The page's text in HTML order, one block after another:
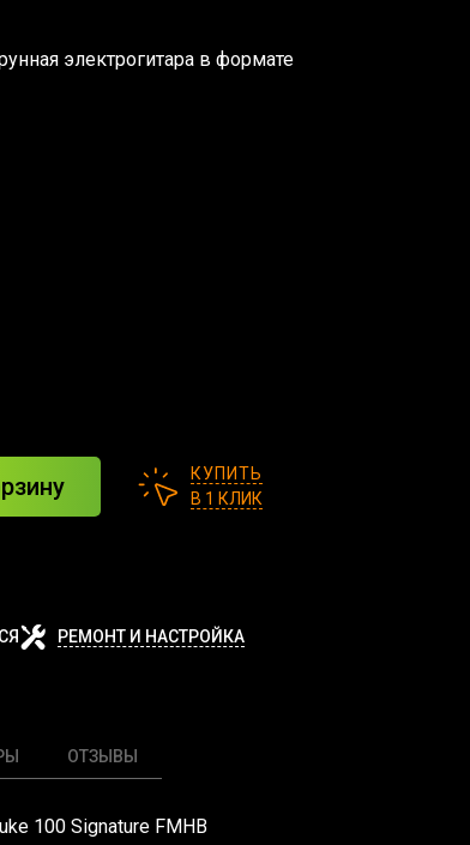
электрогитара в формате
КУПИТЬ
В 1 КЛИК
РЕМОНТ И НАСТРОЙКА
ОТЗЫВЫ
100 Signature FMHB